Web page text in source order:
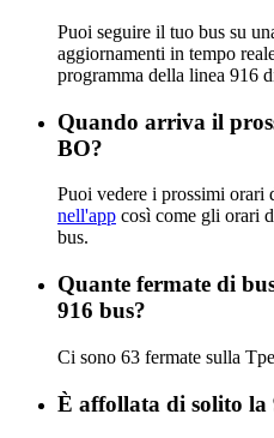
Puoi seguire il tuo bus su
aggiornamenti in tempo
programma della linea 916
Quando arriva il
BO?
Puoi vedere i prossimi orari
nell'app così come gli orari
bus.
Quante fermate di
916 bus?
Ci sono 63 fermate sulla
È affollata di solito la